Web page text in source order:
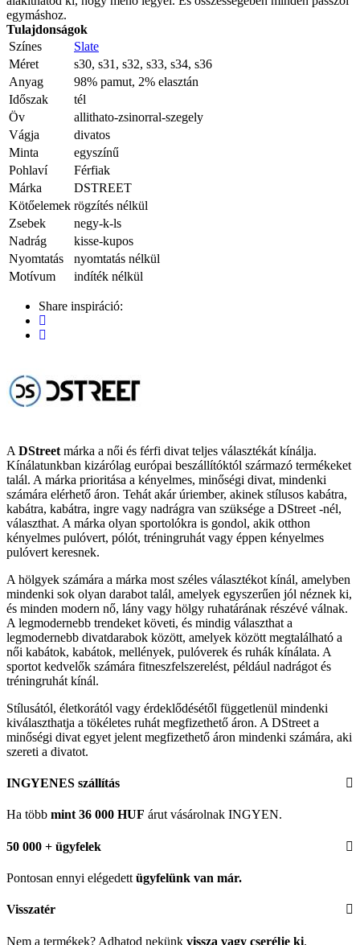
egymáshoz.
Tulajdonságok
Színes
Slate
Méret
s30, s31, s32, s33, s34, s36
Anyag
98% pamut, 2% elasztán
Időszak
tél
Öv
allithato-zsinorral-szegely
Vágja
divatos
Minta
egyszínű
Pohlaví
Férfiak
Márka
DSTREET
Kötőelemek rögzítés nélkül
Zsebek
negy-k-ls
Nadrág
kisse-kupos
Nyomtatás
nyomtatás nélkül
Motívum
indíték nélkül
Share inspiráció:
A DStreet márka a női és férfi divat teljes választékát kínálja.
Kínálatunkban kizárólag európai beszállítóktól származó termékeket
talál. A márka prioritása a kényelmes, minőségi divat, mindenki
számára elérhető áron. Tehát akár úriember, akinek stílusos kabátra,
kabátra, kabátra, ingre vagy nadrágra van szüksége a DStreet -nél,
választhat. A márka olyan sportolókra is gondol, akik otthon
kényelmes pulóvert, pólót, tréningruhát vagy éppen kényelmes
pulóvert keresnek.
A hölgyek számára a márka most széles választékot kínál, amelyben
mindenki sok olyan darabot talál, amelyek egyszerűen jól néznek ki,
és minden modern nő, lány vagy hölgy ruhatárának részévé válnak.
A legmodernebb trendeket követi, és mindig választhat a
legmodernebb divatdarabok között, amelyek között megtalálható a
női kabátok, kabátok, mellények, pulóverek és ruhák kínálata. A
sportot kedvelők számára fitneszfelszerelést, például nadrágot és
tréningruhát kínál.
Stílusától, életkorától vagy érdeklődésétől függetlenül mindenki
kiválaszthatja a tökéletes ruhát megfizethető áron. A DStreet a
minőségi divat egyet jelent megfizethető áron mindenki számára, aki
szereti a divatot.
INGYENES szállítás
Ha több mint 36 000 HUF árut vásárolnak INGYEN.
50 000 + ügyfelek
Pontosan ennyi elégedett ügyfelünk van már.
Visszatér
Nem a termékek? Adhatod nekünk vissza vagy cserélje ki.